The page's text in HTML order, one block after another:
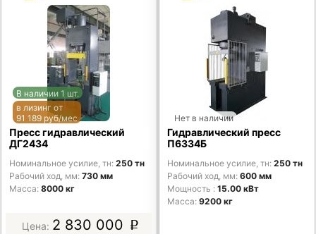
В наличии 1 шт.
в лизинг от
91 189 руб/мес
Пресс гидравлический
ДГ2434
Номинальное усилие, тн 250 тн
Рабочий ход, мм 730 мм
Масса 8000 кг
2 830 000 p
Нет в наличии
Гидравлический пресс
П6334Б
Номинальное усилие, тн 250 тн
Рабочий ход, мм 600 мм
Мощность
15.00 кВт
Масса 9200 кг